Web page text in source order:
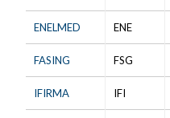
ENELMED ENE
FASING FSG
IFIRMA IFI